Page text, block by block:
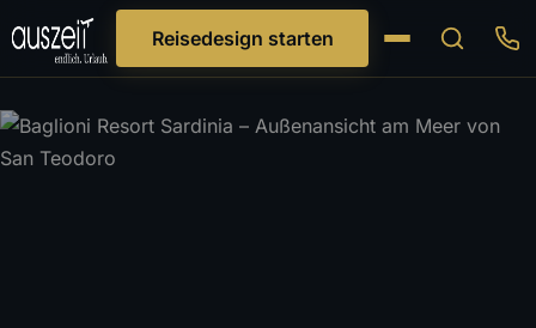
Reisedesign starten